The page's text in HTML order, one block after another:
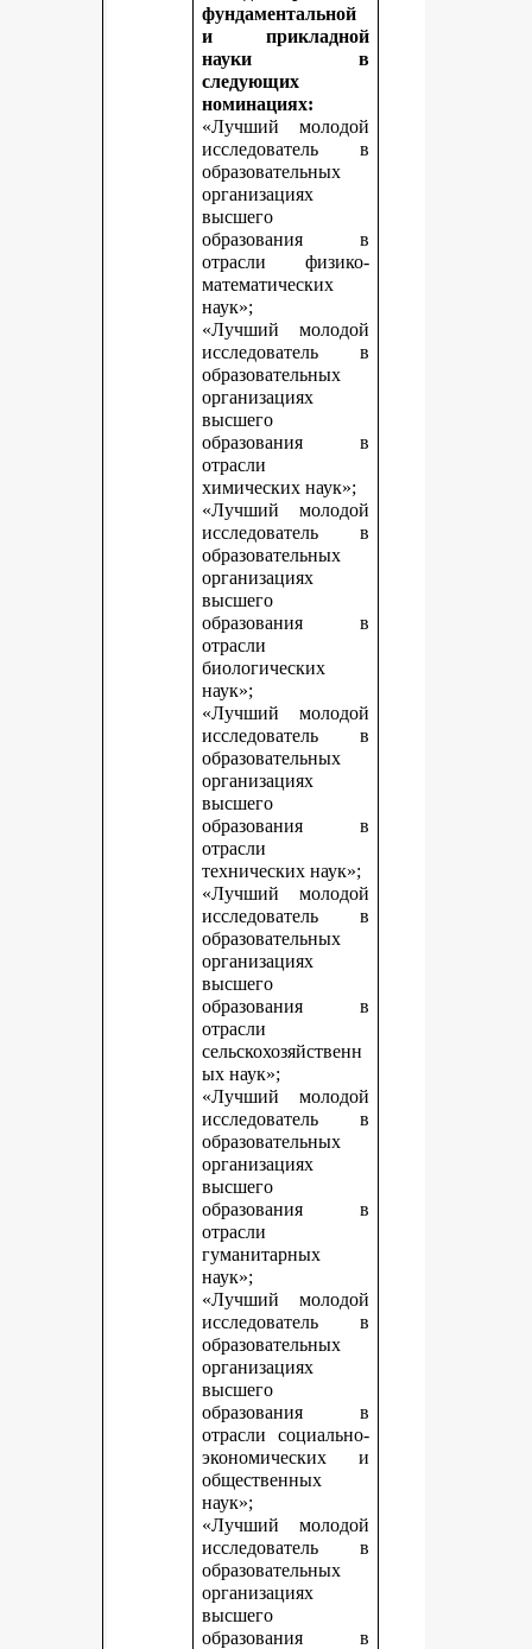
фундаментальной
и прикладной
науки в
следующих
номинациях:
«Лучший молодой
исследователь в
образовательных
организациях
высшего
образования в
отрасли физико-
математических
наук»;
«Лучший молодой
исследователь в
образовательных
организациях
высшего
образования в
отрасли
химических наук»;
«Лучший молодой
исследователь в
образовательных
организациях
высшего
образования в
отрасли
биологических
наук»;
«Лучший молодой
исследователь в
образовательных
организациях
высшего
образования в
отрасли
технических наук»;
«Лучший молодой
исследователь в
образовательных
организациях
высшего
образования в
отрасли
сельскохозяйственн
ых наук»;
«Лучший молодой
исследователь в
образовательных
организациях
высшего
образования в
отрасли
гуманитарных
наук»;
«Лучший молодой
исследователь в
образовательных
организациях
высшего
образования в
отрасли социально-
экономических и
общественных
наук»;
«Лучший молодой
исследователь в
образовательных
организациях
высшего
образования в